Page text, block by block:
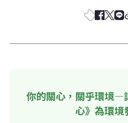
你的關心，關乎環境—
心》為環境